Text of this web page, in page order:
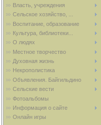
Власть, учреждения
Сельское хозяйство, ...
Воспитание, образование
Культура, библиотеки...
О людях
Местное творчество
Духовная жизнь
Некрополистика
Объявления. Байгильдино
Сельские вести
Фотоальбомы
Информация о сайте
Онлайн игры